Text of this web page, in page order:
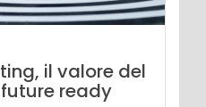
il valore del
ready